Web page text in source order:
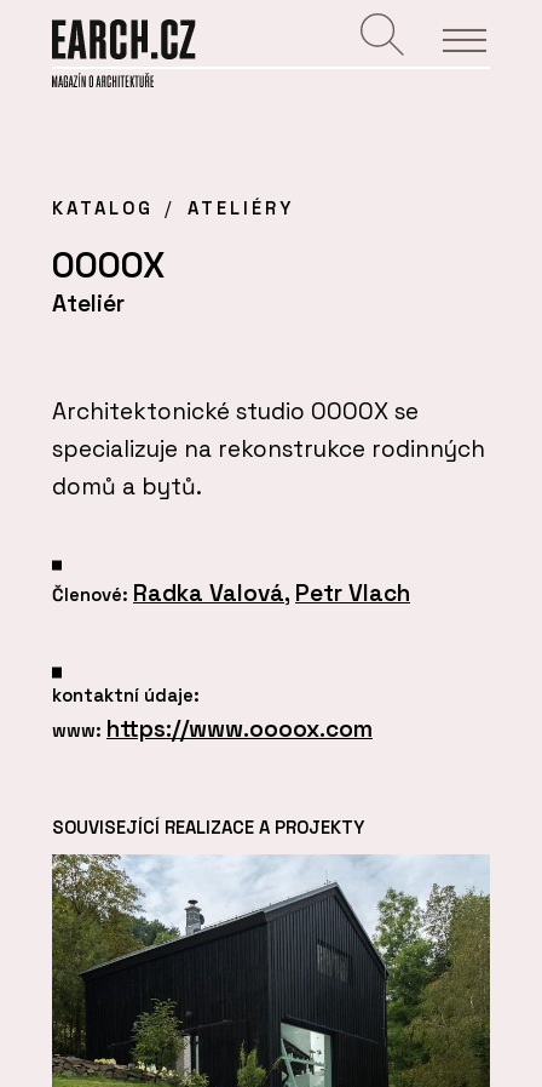
KATALOG ATELIÉRY
OOOOX
Ateliér
Architektonické studio OOOOX se
specializuje na rekonstrukce rodinných
domů a bytů.
Členové: Radka Valová, Petr Vlach
kontaktní údaje:
www: https://www.oooox.com
SOUVISEJÍCÍ REALIZACE A PROJEKTY